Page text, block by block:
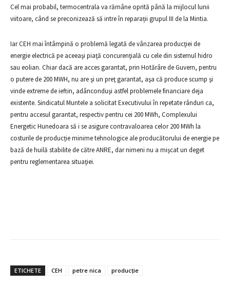
Cel mai probabil, termocentrala va rămâne oprită până la mijlocul lunii
viitoare, când se preconizează să intre în reparații grupul III de la Mintia.
Iar CEH mai întâmpină o problemă legată de vânzarea producţiei de
energie electrică pe aceeaşi piaţă concurenţială cu cele din sistemul hidro
sau eolian. Chiar dacă are acces garantat, prin Hotărâre de Guvern, pentru
o putere de 200 MWH, nu are şi un preţ garantat, aşa că produce scump şi
vinde extreme de ieftin, adânconduşi astfel problemele financiare deja
existente. Sindicatul Muntele a solicitat Executivului în repetate rânduri ca,
pentru accesul garantat, respectiv pentru cei 200 MWh, Complexului
Energetic Hunedoara să i se asigure contravaloarea celor 200 MWh la
costurile de producție minime tehnologice ale producătorului de energie pe
bază de huilă stabilite de către ANRE, dar nimeni nu a mişcat un deget
pentru reglementarea situaţiei.
ETICHETE CEH petre nica producţie